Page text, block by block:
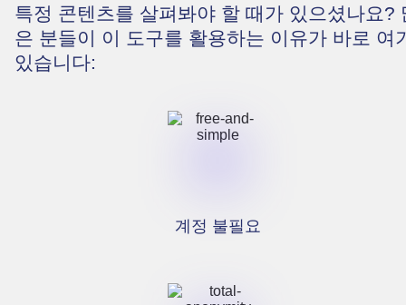
특정 콘텐츠를 살펴봐야 할 때가 있으셨나요?
은 분들이 이 도구를 활용하는 이유가 바로 여
있습니다:
계정 불필요